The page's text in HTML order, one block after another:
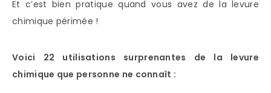
Et c’est bien pratique quand vous avez de la levure
chimique périmée !
Voici 22 utilisations surprenantes de la levure
chimique que personne ne connaît :